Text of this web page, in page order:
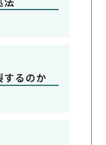
するのか